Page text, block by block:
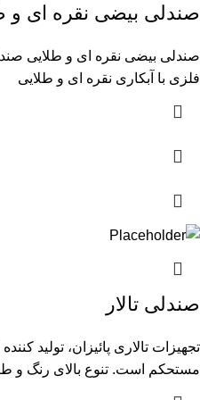
صندلی بیضی نقره ای و
صندلی بیضی نقره ای و طلایی
فلزی با آبکاری نقره ای و طلایی
صندلی تالار
تجهیزات تالاری پائیزان، تولید
مستحکم است. تنوع بالای رنگ و